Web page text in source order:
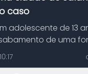
caso
adolescente de 13
de uma
pelo título da
pela